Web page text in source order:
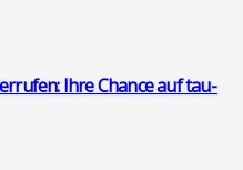
Ihre Chan­ce auf tau­